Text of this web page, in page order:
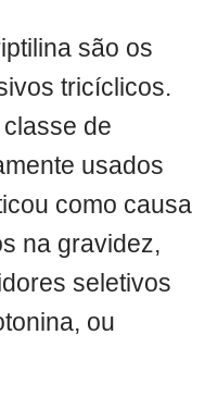
são os
tricíclicos.
de
usados
como causa
na gravidez,
seletivos
ou